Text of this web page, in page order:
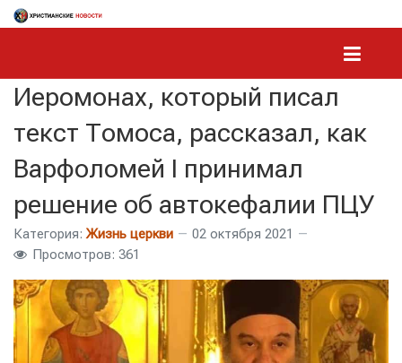
Иеромонах, который писал
текст Томоса, рассказал, как
Варфоломей I принимал
решение об автокефалии ПЦУ
Категория: Жизнь церкви
02 октября 2021
Просмотров: 361